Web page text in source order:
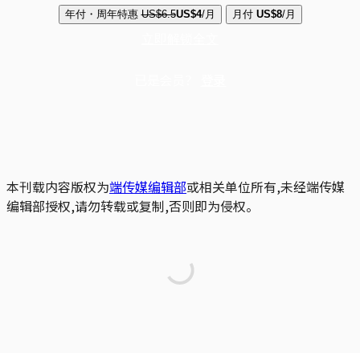
年付・周年特惠 US$6.5US$4/月 月付 US$8/月
本刊载内容版权为端传媒编辑部或相关单位所有,未经端传媒
编辑部授权,请勿转载或复制,否则即为侵权。